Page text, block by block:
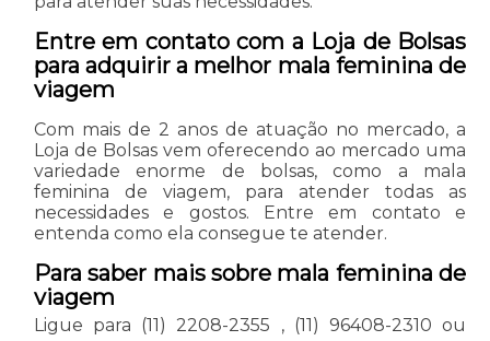
Entre em contato com a Loja de Bolsas
para adquirir a melhor mala feminina de
viagem
Com mais de 2 anos de atuação no mercado, a
Loja de Bolsas vem oferecendo ao mercado uma
variedade enorme de bolsas, como a mala
feminina de viagem, para atender todas as
necessidades e gostos. Entre em contato e
entenda como ela consegue te atender.
Para saber mais sobre mala feminina de
viagem
Ligue para (11) 2208-2355 , (11) 96408-2310 ou